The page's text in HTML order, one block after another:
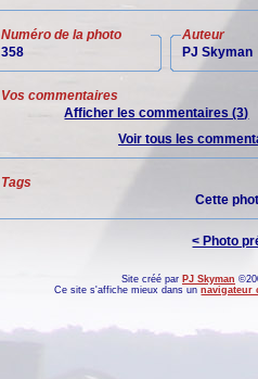
Numéro de la photo
358
Auteur
PJ Skyman
Vos commentaires
Afficher les commentaires (3)
Voir tous les
Tags
Cette
< Photo
Site créé par PJ Skyman
Ce site s'affiche mieux dans unnavigateur